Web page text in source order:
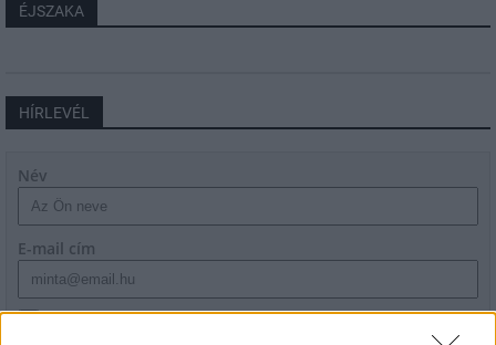
ÉJSZAKA
HÍRLEVÉL
Név
E-mail cím
Feliratkozom a hírlevélre és elfogadom azadatvédelmi